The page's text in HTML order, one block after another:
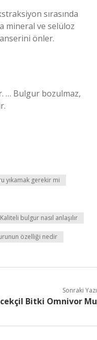
sırasında
mineral ve selüloz
önler.
… Bulgur bozulmaz,
yıkamak gerekir mi
Kaliteli bulgur nasıl anlaşılır
özelliği nedir
Sonraki Yazı
Bitki Omnivor Mu